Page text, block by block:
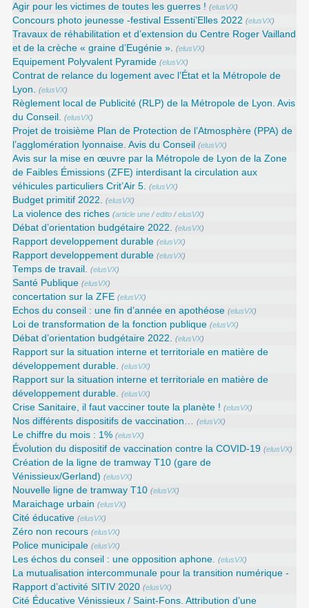
Agir pour les victimes de toutes les guerres ! (elusVX)
Concours photo jeunesse -festival Essenti’Elles 2022 (elusVX)
Travaux de réhabilitation et d’extension du Centre Roger Vailland
et de la crèche « graine d’Eugénie ».
(elusVX)
Equipement Polyvalent Pyramide (elusVX)
Contrat de relance du logement avec l’État et la Métropole de
Lyon.
(elusVX)
Règlement local de Publicité (RLP) de la Métropole de Lyon. Avis
du Conseil.
(elusVX)
Projet de troisième Plan de Protection de l’Atmosphère (PPA) de
l’agglomération lyonnaise. Avis du Conseil (elusVX)
Avis sur la mise en œuvre par la Métropole de Lyon de la Zone
de Faibles Émissions (ZFE) interdisant la circulation aux
véhicules particuliers Crit’Air 5.
(elusVX)
Budget primitif 2022. (elusVX)
La violence des riches (article une /edito /elusVX)
Débat d’orientation budgétaire 2022. (elusVX)
Rapport developpement durable (elusVX)
Rapport developpement durable (elusVX)
Temps de travail. (elusVX)
Santé Publique (elusVX)
concertation sur la ZFE (elusVX)
Echos du conseil : une fin d’année en apothéose (elusVX)
Loi de transformation de la fonction publique (elusVX)
Débat d’orientation budgétaire 2022. (elusVX)
Rapport sur la situation interne et territoriale en matière de
développement durable.
(elusVX)
Rapport sur la situation interne et territoriale en matière de
développement durable.
(elusVX)
Crise Sanitaire, il faut vacciner toute la planète ! (elusVX)
Nos différents dispositifs de vaccination… (elusVX)
Le chiffre du mois : 1% (elusVX)
Évolution du dispositif de vaccination contre la COVID-19 (elusVX)
Création de la ligne de tramway T10 (gare de
Vénissieux/Gerland) (elusVX)
Nouvelle ligne de tramway T10 (elusVX)
Maraichage urbain (elusVX)
Cité éducative (elusVX)
Zéro non recours (elusVX)
Police municipale (elusVX)
Les échos du conseil : une opposition aphone. (elusVX)
La mutualisation intercommunale pour la transition numérique -
Rapport d’activité SITIV 2020 (elusVX)
Cité Éducative Vénissieux / Saint-Fons. Attribution d’une